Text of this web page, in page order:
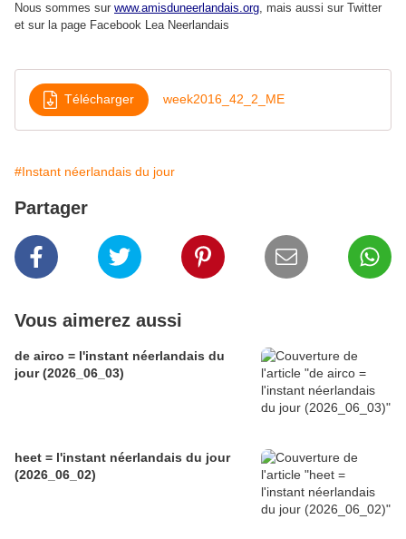
Nous sommes sur www.amisduneerlandais.org , mais aussi sur Twitter
et sur la page Facebook Lea Neerlandais
Télécharger week2016_42_2_ME
#Instant néerlandais du jour
Partager
Vous aimerez aussi
de airco = l'instant néerlandais du
jour (2026_06_03)
heet = l'instant néerlandais du jour
(2026_06_02)